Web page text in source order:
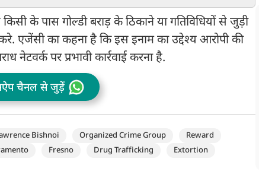
मांग
कहा
के पास गोल्डी बराड़ के ठिकाने या गतिविधियों से जुड़ी
एजेंसी का कहना है कि इस इनाम का उद्देश्य आरोपी की
नेटवर्क पर प्रभावी कार्रवाई करना है.
चैनल से जुड़ें
Bishnoi Organized Crime Group
Reward
Fresno Drug Trafficking
Extortion